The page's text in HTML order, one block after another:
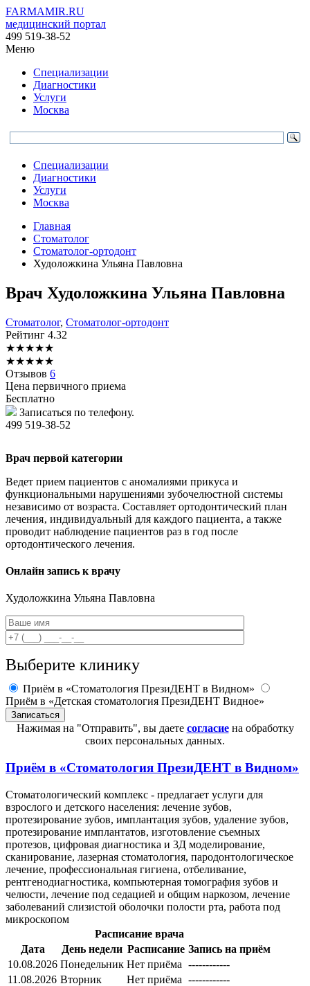
FARMAMIR.RU
медицинский портал
499 519-38-52
Меню
Специализации
Диагностики
Услуги
Москва
Специализации
Диагностики
Услуги
Москва
Главная
Стоматолог
Стоматолог-ортодонт
Худоложкина Ульяна Павловна
Врач Худоложкина Ульяна Павловна
Стоматолог, Стоматолог-ортодонт
Рейтинг 4.32
★★★★★
★★★★★
Отзывов 6
Цена первичного приема
Бесплатно
Записаться по телефону.
499 519-38-52
Врач первой категории
Ведет прием пациентов с аномалиями прикуса и
функциональными нарушениями зубочелюстной системы
независимо от возраста. Составляет ортодонтический план
лечения‚ индивидуальный для каждого пациента‚ а также
проводит наблюдение пациентов раз в год после
ортодонтического лечения.
Онлайн запись к врачу
Худоложкина Ульяна Павловна
Выберите клинику
Приём в «Стоматология ПрезиДЕНТ в Видном»
Приём в «Детская стоматология ПрезиДЕНТ Видное»
Нажимая на "Отправить", вы даете согласиена обработку
своих персональных данных.
Приём в «Стоматология ПрезиДЕНТ в Видном»
Стоматологический комплекс - предлагает услуги для
взрослого и детского населения: лечение зубов,
протезирование зубов, имплантация зубов, удаление зубов,
протезирование имплантатов, изготовление съемных
протезов, цифровая диагностика и 3Д моделирование,
сканирование, лазерная стоматология, пародонтологическое
лечение, профессиональная гигиена, отбеливание,
рентгенодиагностика, компьютерная томография зубов и
челюсти, лечение под седацией и общим наркозом, лечение
заболеваний слизистой оболочки полости рта, работа под
микроскопом
Расписание врача
Дата
День недели Расписание Запись на приём
10.08.2026 Понедельник Нет приёма ------------
11.08.2026 Вторник Нет приёма ------------